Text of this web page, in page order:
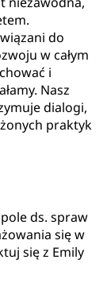
do
w całym
i
Nasz
dialogi,
praktyk
ds. spraw
się w
się z Emily